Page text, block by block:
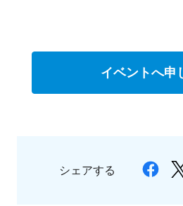
イベントへ申
シェアする